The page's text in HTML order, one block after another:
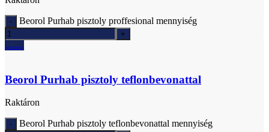
Beorol Purhab pisztoly proffesional mennyiség
Ajánlatkérés
Beorol Purhab pisztoly teflonbevonattal
Raktáron
Beorol Purhab pisztoly teflonbevonattal mennyiség